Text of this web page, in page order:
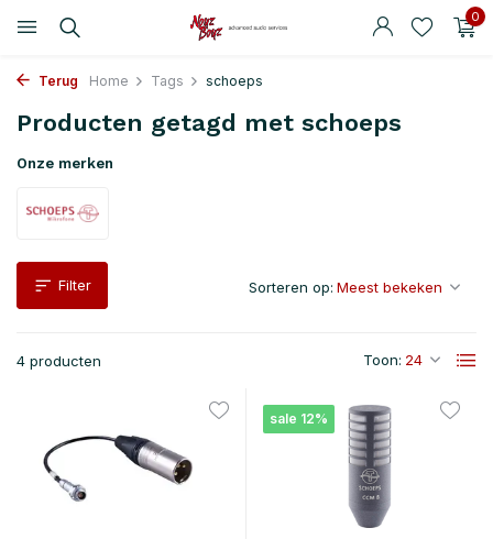
0
Terug Home Tags schoeps
Producten getagd met schoeps
Onze merken
Filter
4 producten Toon:
Sorteren op:
sale 12%